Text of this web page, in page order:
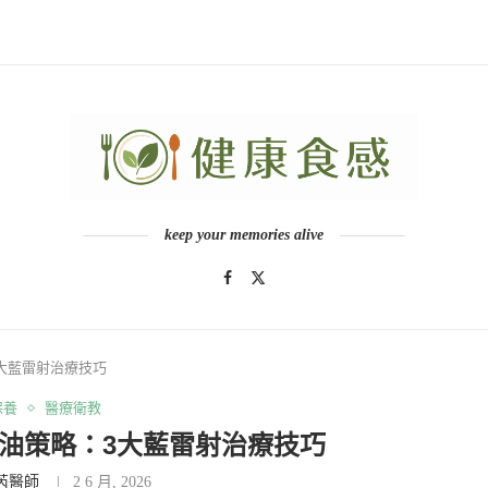
keep your memories alive
藍雷射治療技巧
養 醫療衛教
策略：3大藍雷射治療技巧
醫師 2 6 月, 2026